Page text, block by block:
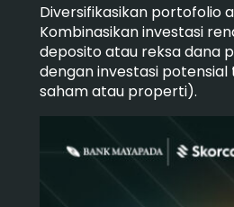
Diversifikasikan portofolio
Kombinasikan investasi
deposito atau reksa dana
dengan investasi
saham atau properti).